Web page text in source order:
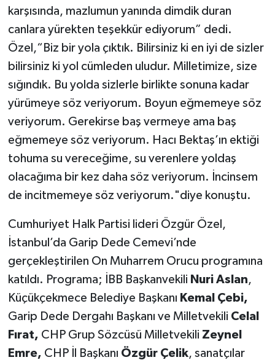
karşısında, mazlumun yanında dimdik duran
canlara yürekten teşekkür ediyorum” dedi.
Özel,“Biz bir yola çıktık. Bilirsiniz ki en iyi de sizler
bilirsiniz ki yol cümleden uludur. Milletimize, size
sığındık. Bu yolda sizlerle birlikte sonuna kadar
yürümeye söz veriyorum. Boyun eğmemeye söz
veriyorum. Gerekirse baş vermeye ama baş
eğmemeye söz veriyorum. Hacı Bektaş’ın ektiği
tohuma su vereceğime, su verenlere yoldaş
olacağıma bir kez daha söz veriyorum. İncinsem
de incitmemeye söz veriyorum."diye konuştu.
Cumhuriyet Halk Partisi lideri Özgür Özel,
İstanbul’da Garip Dede Cemevi’nde
gerçekleştirilen On Muharrem Orucu programına
katıldı. Programa; İBB Başkanvekili Nuri Aslan,
Küçükçekmece Belediye Başkanı Kemal Çebi,
Garip Dede Dergahı Başkanı ve Milletvekili Celal
Fırat, CHP Grup Sözcüsü Milletvekili Zeynel
Emre, CHP İl Başkanı Özgür Çelik, sanatçılar